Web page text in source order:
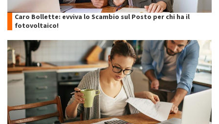
Caro Bollette: evviva lo Scambio sul Posto per chi ha il
fotovoltaico!